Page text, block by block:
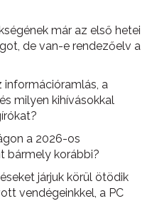
már az első hetei
de van-e rendezőelv a
információramlás, a
milyen kihívásokkal
a 2026-os
bármely korábbi?
járjuk körül ötödik
vendégeinkkel, a PC